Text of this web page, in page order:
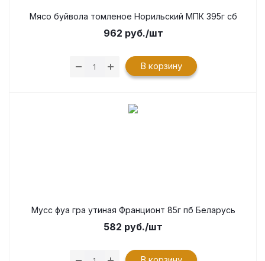
Мясо буйвола томленое Норильский МПК 395г сб
962 руб./шт
В корзину
Мусс фуа гра утиная Франционт 85г пб Беларусь
582 руб./шт